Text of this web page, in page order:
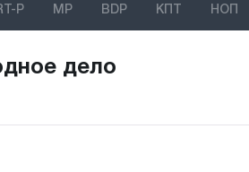
P MP BDP КПТ НОП
дело